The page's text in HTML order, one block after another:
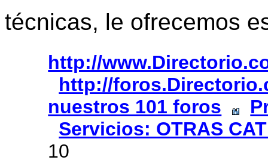
técnicas, le ofrecemos
http://
http://
nuestros 101 foros
Servicios: OTRAS
10